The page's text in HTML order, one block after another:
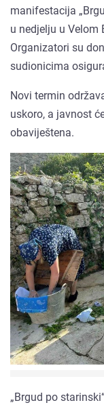
manifestacija
u nedjelju u Velom
Organizatori su
sudionicima
Novi termin
uskoro, a javnost
obaviještena.
„Brgud po